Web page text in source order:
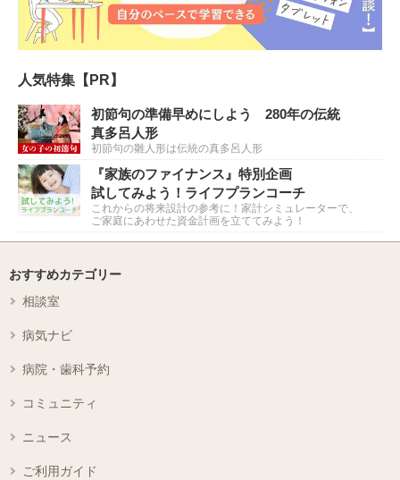
人気特集【PR】
初節句の準備早めにしよう 280年の伝統
真多呂人形
初節句の雛人形は伝統の真多呂人形
『家族のファイナンス』特別企画
試してみよう！ライフプランコーチ
これからの将来設計の参考に！家計シミュレーターで、
ご家庭にあわせた資金計画を立ててみよう！
おすすめカテゴリー
相談室
病気ナビ
病院・歯科予約
コミュニティ
ニュース
ご利用ガイド